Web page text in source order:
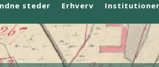
steder Erhverv Institutioner